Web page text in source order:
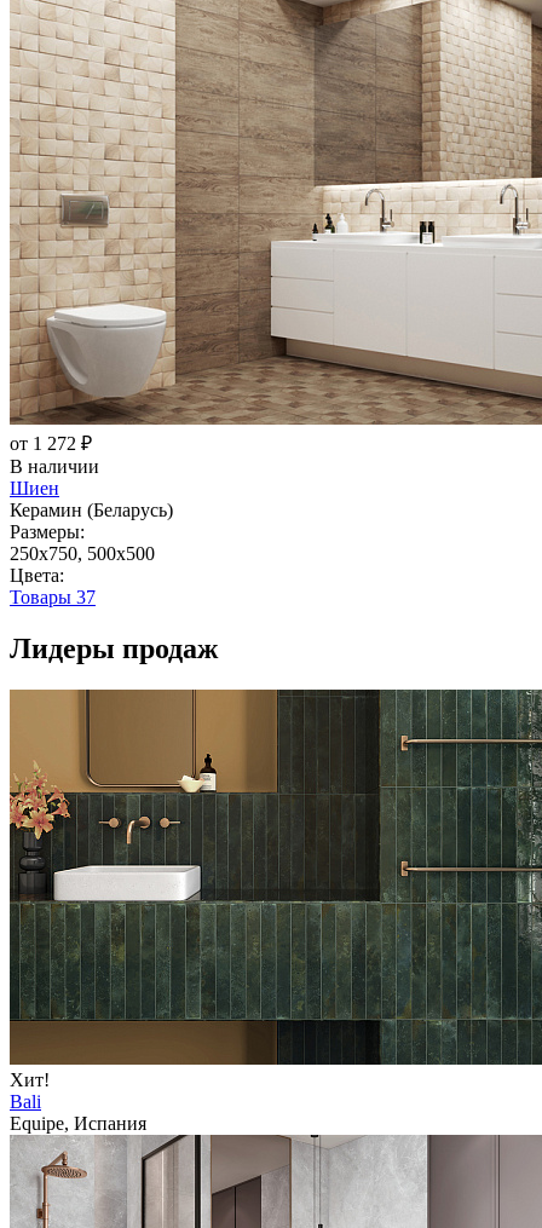
от 1 272 ₽
В наличии
Шиен
Керамин (Беларусь)
Размеры:
250x750, 500x500
Цвета:
Товары 37
Лидеры продаж
Хит!
Bali
Equipe, Испания